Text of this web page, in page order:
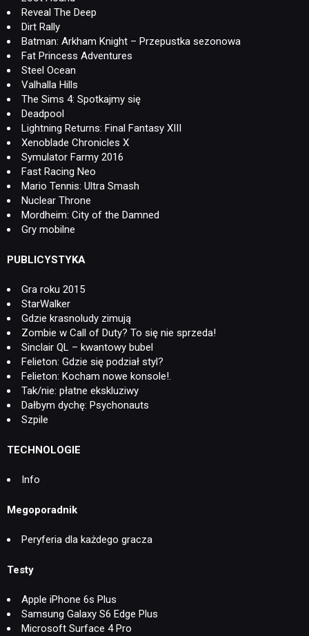
Reveal The Deep
Dirt Rally
Batman: Arkham Knight – Przepustka sezonowa
Fat Princess Adventures
Steel Ocean
Valhalla Hills
The Sims 4: Spotkajmy się
Deadpool
Lightning Returns: Final Fantasy XIII
Xenoblade Chronicles X
Symulator Farmy 2016
Fast Racing Neo
Mario Tennis: Ultra Smash
Nuclear Throne
Mordheim: City of the Damned
Gry mobilne
PUBLICYSTYKA
Gra roku 2015
StarWalker
Gdzie krasnoludy zimują
Zombie w Call of Duty? To się nie sprzeda!
Sinclair QL – kwantowy bubel
Felieton: Gdzie się podział styl?
Felieton: Kocham nowe konsole!.
Tak/nie: płatne ekskluziwy
Dałbym dychę: Psychonauts
Szpile
TECHNOLOGIE
Info
Megoporadnik
Peryferia dla każdego gracza
Testy
Apple iPhone 6s Plus
Samsung Galaxy S6 Edge Plus
Microsoft Surface 4 Pro